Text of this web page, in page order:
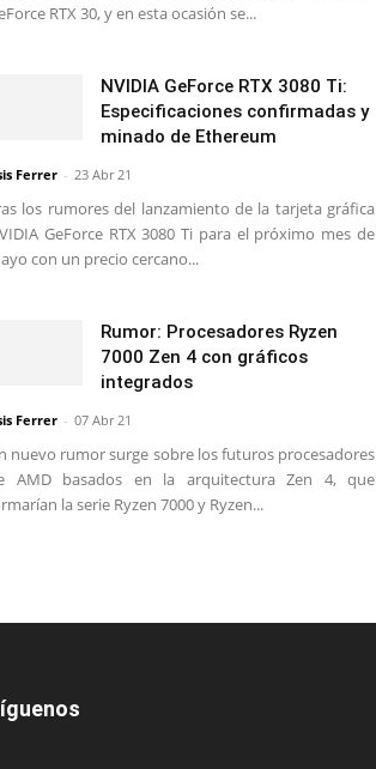
RTX 30, y en esta ocasión se...
NVIDIA GeForce RTX 3080 Ti:
Especificaciones confirmadas y
minado de Ethereum
Ferrer - 23 Abr 21
los rumores del lanzamiento de la tarjeta gráfica
GeForce RTX 3080 Ti para el próximo mes de
con un precio cercano...
Rumor: Procesadores Ryzen
7000 Zen 4 con gráficos
integrados
Ferrer - 07 Abr 21
nuevo rumor surge sobre los futuros procesadores
AMD basados en la arquitectura Zen 4, que
la serie Ryzen 7000 y Ryzen...